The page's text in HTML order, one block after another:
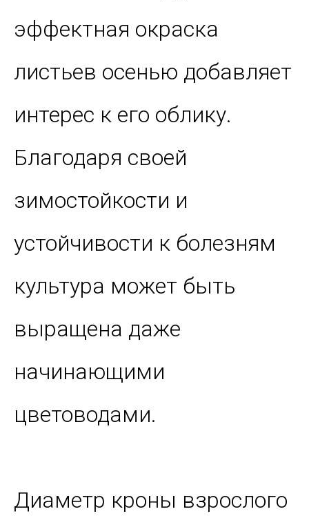
эффектная окраска
листьев осенью добавляет
интерес к его облику.
Благодаря своей
зимостойкости и
устойчивости к болезням
культура может быть
выращена даже
начинающими
цветоводами.
Диаметр кроны взрослого